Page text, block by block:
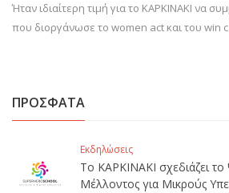
Ήταν ιδιαίτερη τιμή για το ΚΑΡΚΙΝΑΚΙ να
που διοργάνωσε το women act και του win
ΠΡΟΣΦΑΤΑ
Εκδηλώσεις
Το ΚΑΡΚΙΝΑΚΙ σχεδιάζει
Μέλλοντος για Μικρούς